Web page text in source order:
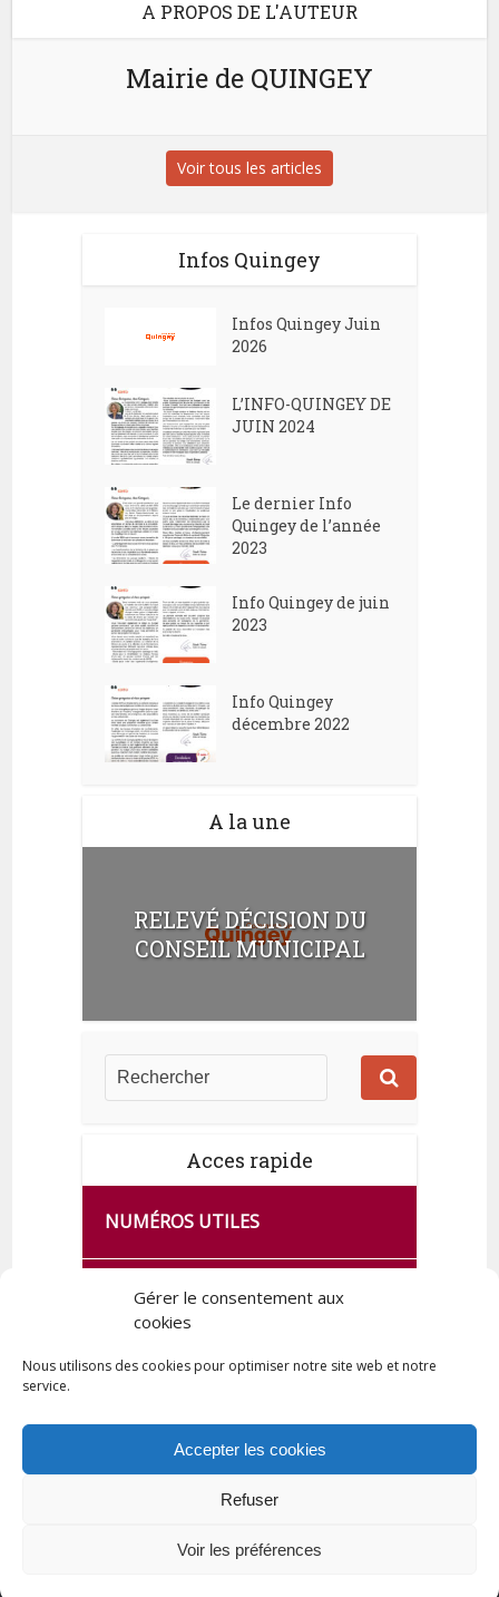
Gérer le consentement aux
cookies
Nous utilisons des cookies pour optimiser notre site web et notre
service.
Accepter les cookies
Refuser
Voir les préférences
A PROPOS DE L'AUTEUR
Mairie de QUINGEY
Voir tous les articles
Infos Quingey
Infos Quingey Juin
2026
L’INFO-QUINGEY DE
JUIN 2024
Le dernier Info
Quingey de l’année
2023
Info Quingey de juin
2023
Info Quingey
décembre 2022
A la une
RELEVÉ DÉCISION DU
CONSEIL MUNICIPAL
Acces rapide
NUMÉROS UTILES
CA SE PASSE À FRANCE SERVICES
DE QUINGEY
Tous droits réservés © 2023 Commune de Quingey / Création -